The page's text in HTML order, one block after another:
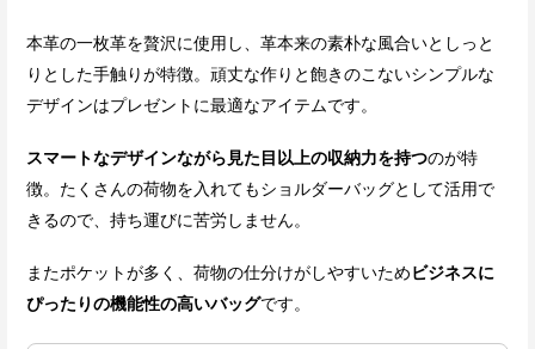
本革の一枚革を贅沢に使用し、革本来の素朴な風合いとしっと
りとした手触りが特徴。頑丈な作りと飽きのこないシンプルな
デザインはプレゼントに最適なアイテムです。
スマートなデザインながら見た目以上の収納力を持つのが特
徴。たくさんの荷物を入れてもショルダーバッグとして活用で
きるので、持ち運びに苦労しません。
またポケットが多く、荷物の仕分けがしやすいためビジネスに
ぴったりの機能性の高いバッグです。